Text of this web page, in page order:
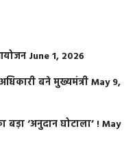
June 1, 2026
बने मुख्यमंत्रीMay 9,
‘अनुदान घोटाला’ !May